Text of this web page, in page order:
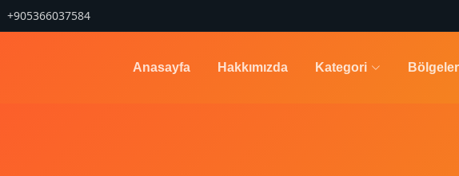
+905366037584
Anasayfa Hakkımızda Kategori Bölgeler